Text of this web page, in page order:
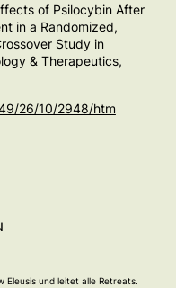
Eleusis und leitet alle Retreats.
of Psilocybin After
in a Randomized,
Study in
& Therapeutics,
26/10/2948/htm